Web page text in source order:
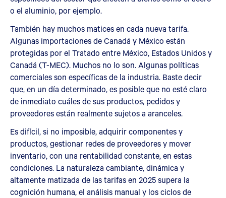
o el aluminio, por ejemplo.
También hay muchos matices en cada nueva tarifa.
Algunas importaciones de Canadá y México están
protegidas por el Tratado entre México, Estados Unidos y
Canadá (T-MEC). Muchos no lo son. Algunas políticas
comerciales son específicas de la industria. Baste decir
que, en un día determinado, es posible que no esté claro
de inmediato cuáles de sus productos, pedidos y
proveedores están realmente sujetos a aranceles.
Es difícil, si no imposible, adquirir componentes y
productos, gestionar redes de proveedores y mover
inventario, con una rentabilidad constante, en estas
condiciones. La naturaleza cambiante, dinámica y
altamente matizada de las tarifas en 2025 supera la
cognición humana, el análisis manual y los ciclos de